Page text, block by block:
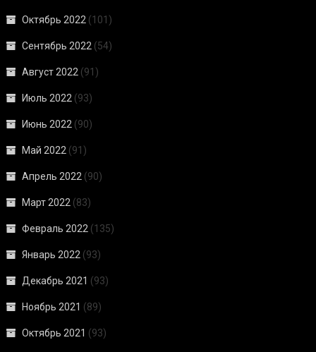
Октябрь 2022 (101)
Сентябрь 2022 (54)
Август 2022 (91)
Июль 2022 (93)
Июнь 2022 (90)
Май 2022 (91)
Апрель 2022 (90)
Март 2022 (83)
Февраль 2022 (135)
Январь 2022 (93)
Декабрь 2021 (93)
Ноябрь 2021 (89)
Октябрь 2021 (93)